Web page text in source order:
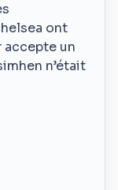
ont
accepte un
n’était